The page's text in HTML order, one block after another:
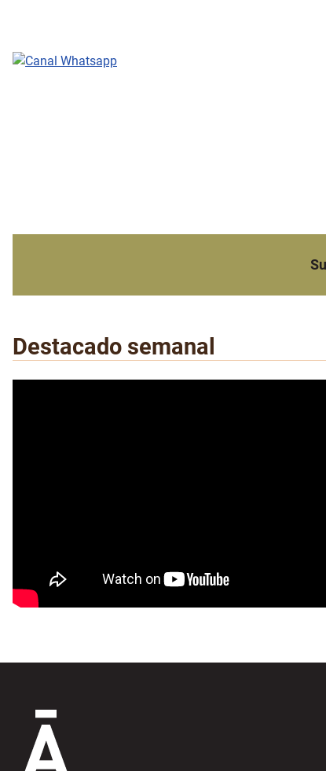
Destacado semanal